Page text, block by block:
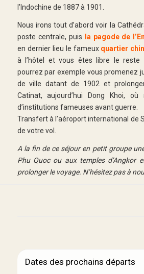
l’Indochine de 1887 à 1901.
Nous irons tout d’abord voir la
poste centrale, puis
la pagode de
en dernier lieu le fameux quartier
à l’hôtel et vous êtes libre le reste
pourrez par exemple vous promenez
de ville datant de 1902 et
Catinat, aujourd’hui Dong Khoi,
d’institutions fameuses avant guerre.
Transfert à l’aéroport international de
de votre vol.
A la fin de ce séjour en petit groupe
Phu Quoc ou aux temples d’Angkor
prolonger le voyage. N’hésitez pas à
Dates des prochains départs